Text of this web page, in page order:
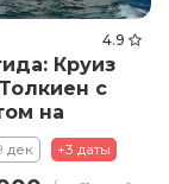
4.9
Круиз
с
на
дек +3 даты